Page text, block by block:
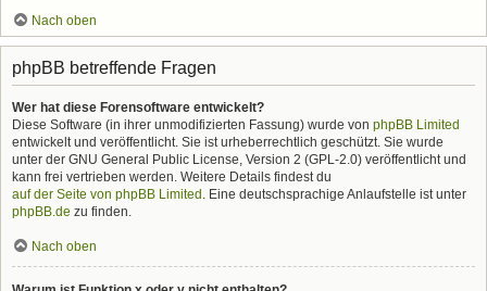
Nach oben
phpBB betreffende Fragen
Wer hat diese Forensoftware entwickelt?
Diese Software (in ihrer unmodifizierten Fassung) wurde von phpBB Limited
entwickelt und veröffentlicht. Sie ist urheberrechtlich geschützt. Sie wurde
unter der GNU General Public License, Version 2 (GPL-2.0) veröffentlicht und
kann frei vertrieben werden. Weitere Details findest du
auf der Seite von phpBB Limited . Eine deutschsprachige Anlaufstelle ist unter
phpBB.de zu finden.
Nach oben